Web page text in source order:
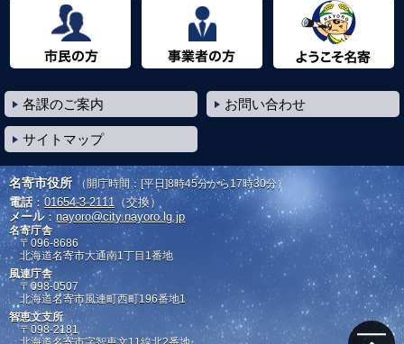
各課のご案内 お問い合わせ
サイトマップ
名寄市役所 （開庁時間：[平日]8時45分から17時30分）
電話： 01654-3-2111（交換）
メール：nayoro@city.nayoro.lg.jp
名寄庁舎
〒096-8686
北海道名寄市大通南1丁目1番地
風連庁舎
〒098-0507
北海道名寄市風連町西町196番地1
智恵文支所
〒098-2181